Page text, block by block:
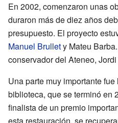
En 2002, comenzaron unas
duraron más de diez años
presupuesto. El proyecto
Manuel Brullety Mateu
conservador del Ateneo,
Una parte muy importante
biblioteca, que se terminó en
finalista de un premio